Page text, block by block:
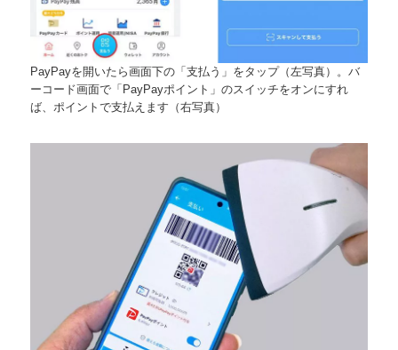
PayPayを開いたら画面下の「支払う」をタップ（左写真）。バ
ーコード画面で「PayPayポイント」のスイッチをオンにすれ
ば、ポイントで支払えます（右写真）